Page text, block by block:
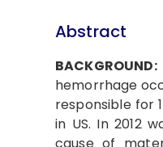
Abstract
BACKGROUND:
hemorrhage
responsible for
in US. In 2012
cause of